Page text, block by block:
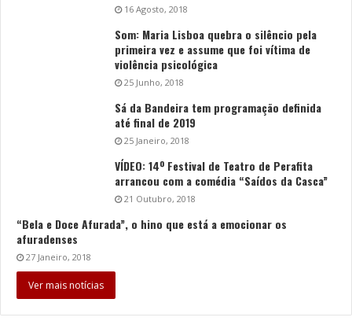
16 Agosto, 2018
Som: Maria Lisboa quebra o silêncio pela
primeira vez e assume que foi vítima de
violência psicológica
25 Junho, 2018
Sá da Bandeira tem programação definida
até final de 2019
25 Janeiro, 2018
VÍDEO: 14º Festival de Teatro de Perafita
arrancou com a comédia “Saídos da Casca”
21 Outubro, 2018
“Bela e Doce Afurada”, o hino que está a emocionar os
afuradenses
27 Janeiro, 2018
Ver mais notícias